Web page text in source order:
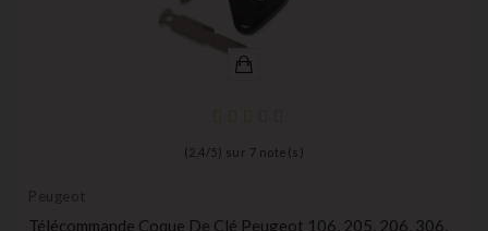
( 2,4 / 5) sur 7 note(s)
Peugeot
Télécommande Coque De Clé Peugeot 106, 205, 206, 306,